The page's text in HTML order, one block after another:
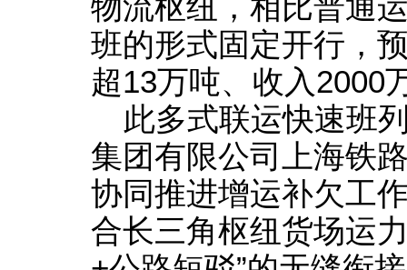
班的形式固定开行，
超13万吨、收入2000
此多式联运快速班
集团有限公司上海铁
协同推进增运补欠工
合长三角枢纽货场运